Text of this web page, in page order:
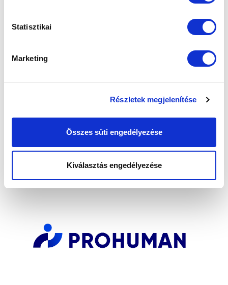
Statisztikai
Marketing
Részletek megjelenítése
Összes süti engedélyezése
Kiválasztás engedélyezése
Ne maradjon le egy eseményről sem! Iratkozzon fel ingyenes
Elfogadom azAdatvédelmi tájékoztatót!
SZPONZOROK